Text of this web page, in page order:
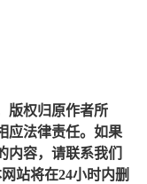
版权归原作者所
应法律责任。如果
内容，请联系我们
站将在24小时内删